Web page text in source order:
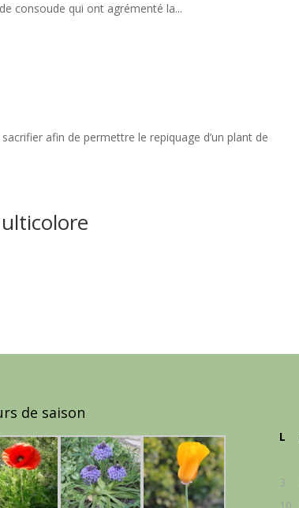
consoude qui ont agrémenté la...
afin de permettre le repiquage d’un plant de
de saison
L
3